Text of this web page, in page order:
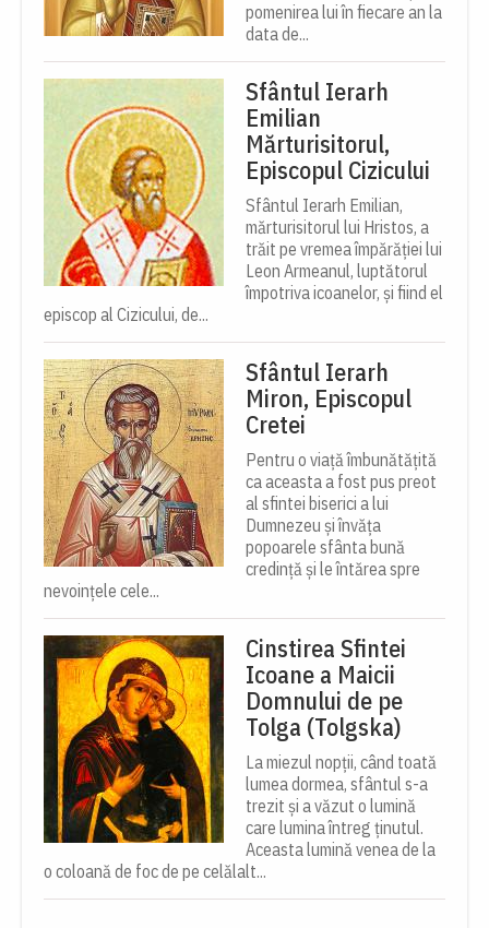
pomenirea lui în fiecare an la
data de...
Sfântul Ierarh
Emilian
Mărturisitorul,
Episcopul Cizicului
Sfântul Ierarh Emilian,
mărturisitorul lui Hristos, a
trăit pe vremea împărăției lui
Leon Armeanul, luptătorul
împotriva icoanelor, și fiind el
episcop al Cizicului, de...
Sfântul Ierarh
Miron, Episcopul
Cretei
Pentru o viață îmbunătățită
ca aceasta a fost pus preot
al sfintei biserici a lui
Dumnezeu și învăța
popoarele sfânta bună
credință și le întărea spre
nevoințele cele...
Cinstirea Sfintei
Icoane a Maicii
Domnului de pe
Tolga (Tolgska)
La miezul nopții, când toată
lumea dormea, sfântul s-a
trezit și a văzut o lumină
care lumina întreg ținutul.
Aceasta lumină venea de la
o coloană de foc de pe celălalt...